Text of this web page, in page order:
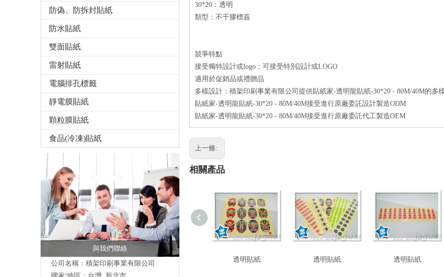
防偽、防拆封貼紙
防水貼紙
雙面貼紙
雷射貼紙
電腦排孔標籤
靜電膜貼紙
顆粒膜貼紙
食品(冷凍)貼紙
與我們聯絡
公司名稱：積架印刷事業有限公司
30*20：透明
類型：不干膠標簽
競爭特點
接受獨特設計或logo：可接受特別設計或LOGO
適用於促銷品或禮贈品
多樣設計：積架印刷事業有限公司提供貼紙家-透明龍貼紙-30*20 - 80M/40M的多
貼紙家-透明龍貼紙-30*20 - 80M/40M接受進行原廠委託設計製造ODM
貼紙家-透明龍貼紙-30*20 - 80M/40M接受進行原廠委託代工製造OEM
上一條:
相關產品
透明貼紙 透明貼紙 透明貼紙